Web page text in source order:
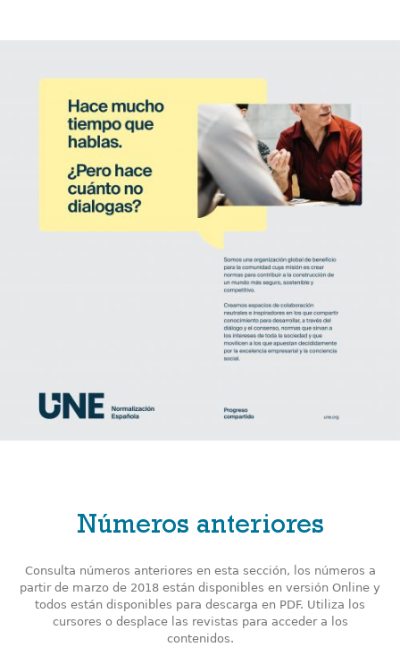
Números anteriores
Consulta números anteriores en esta sección, los números a
partir de marzo de 2018 están disponibles en versión Online y
todos están disponibles para descarga en PDF. Utiliza los
cursores o desplace las revistas para acceder a los
contenidos.